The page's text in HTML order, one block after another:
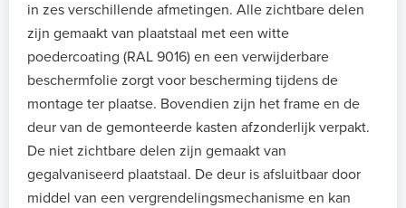
in zes verschillende afmetingen. Alle zichtbare delen
zijn gemaakt van plaatstaal met een witte
poedercoating (RAL 9016) en een verwijderbare
beschermfolie zorgt voor bescherming tijdens de
montage ter plaatse. Bovendien zijn het frame en de
deur van de gemonteerde kasten afzonderlijk verpakt.
De niet zichtbare delen zijn gemaakt van
gegalvaniseerd plaatstaal. De deur is afsluitbaar door
middel van een vergrendelingsmechanisme en kan